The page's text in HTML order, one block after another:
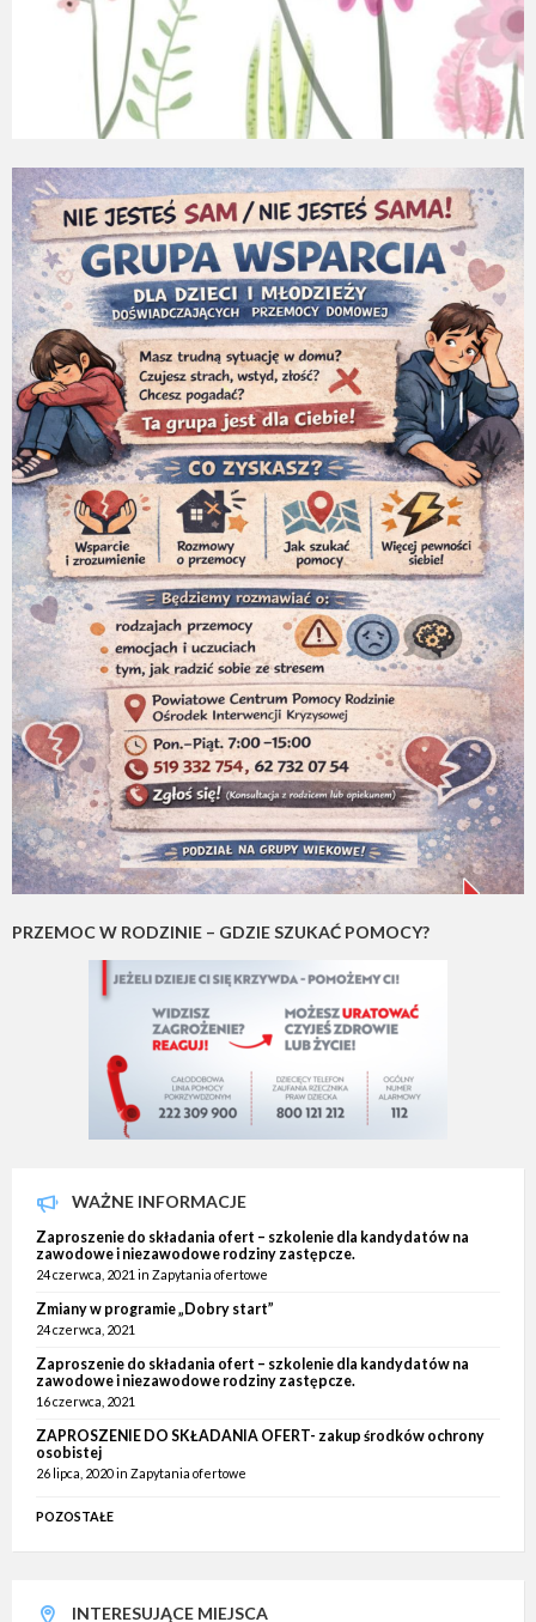
PRZEMOC W RODZINIE – GDZIE SZUKAĆ POMOCY?
WAŻNE INFORMACJE
Zaproszenie do składania ofert – szkolenie dla kandydatów na
zawodowe i niezawodowe rodziny zastępcze.
24 czerwca, 2021 in Zapytania ofertowe
Zmiany w programie „Dobry start”
24 czerwca, 2021
Zaproszenie do składania ofert – szkolenie dla kandydatów na
zawodowe i niezawodowe rodziny zastępcze.
16 czerwca, 2021
ZAPROSZENIE DO SKŁADANIA OFERT- zakup środków ochrony
osobistej
26 lipca, 2020in Zapytania ofertowe
POZOSTAŁE
INTERESUJĄCE MIEJSCA